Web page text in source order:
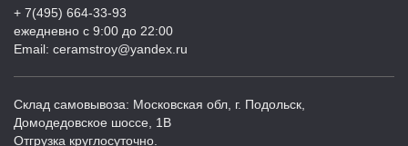
+ 7(495) 664-33-93
ежедневно с 9:00 до 22:00
Email: ceramstroy@yandex.ru
Склад самовывоза: Московская обл, г. Подольск,
Домодедовское шоссе, 1В
Отгрузка круглосуточно.